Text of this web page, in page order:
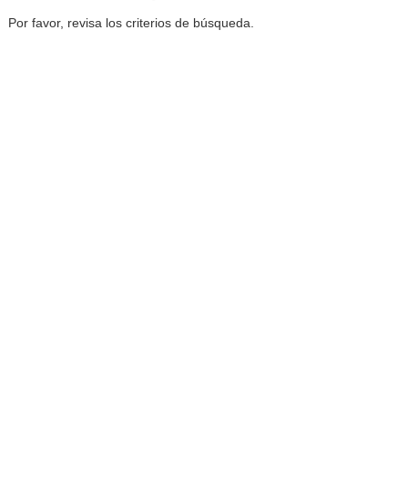
Por favor, revisa los criterios de búsqueda.